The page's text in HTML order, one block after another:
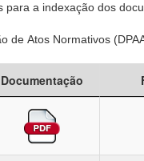
a indexação dos
de Atos Normativos
Documentação